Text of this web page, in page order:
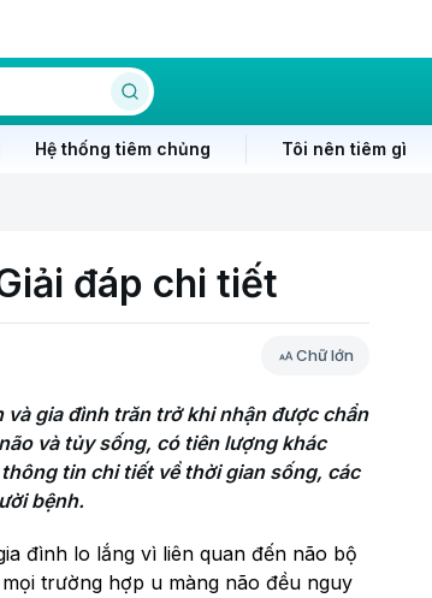
Hệ thống tiêm chủng Tôi nên tiêm gì
đáp chi tiết
Chữ lớn
gia đình trăn trở khi nhận được chẩn
và tủy sống, có tiên lượng khác
tin chi tiết về thời gian sống, các
bệnh.
đình lo lắng vì liên quan đến não bộ
trường hợp u màng não đều nguy